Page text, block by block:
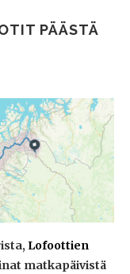
PÄÄSTÄ
Lofoottien
matkapäivistä